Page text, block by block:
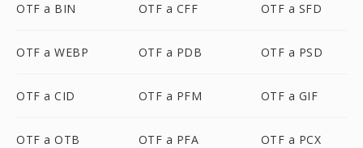
OTF a BIN OTF a CFF OTF a SFD
OTF a WEBP OTF a PDB OTF a PSD
OTF a CID OTF a PFM OTF a GIF
OTF a OTB OTF a PFA OTF a PCX